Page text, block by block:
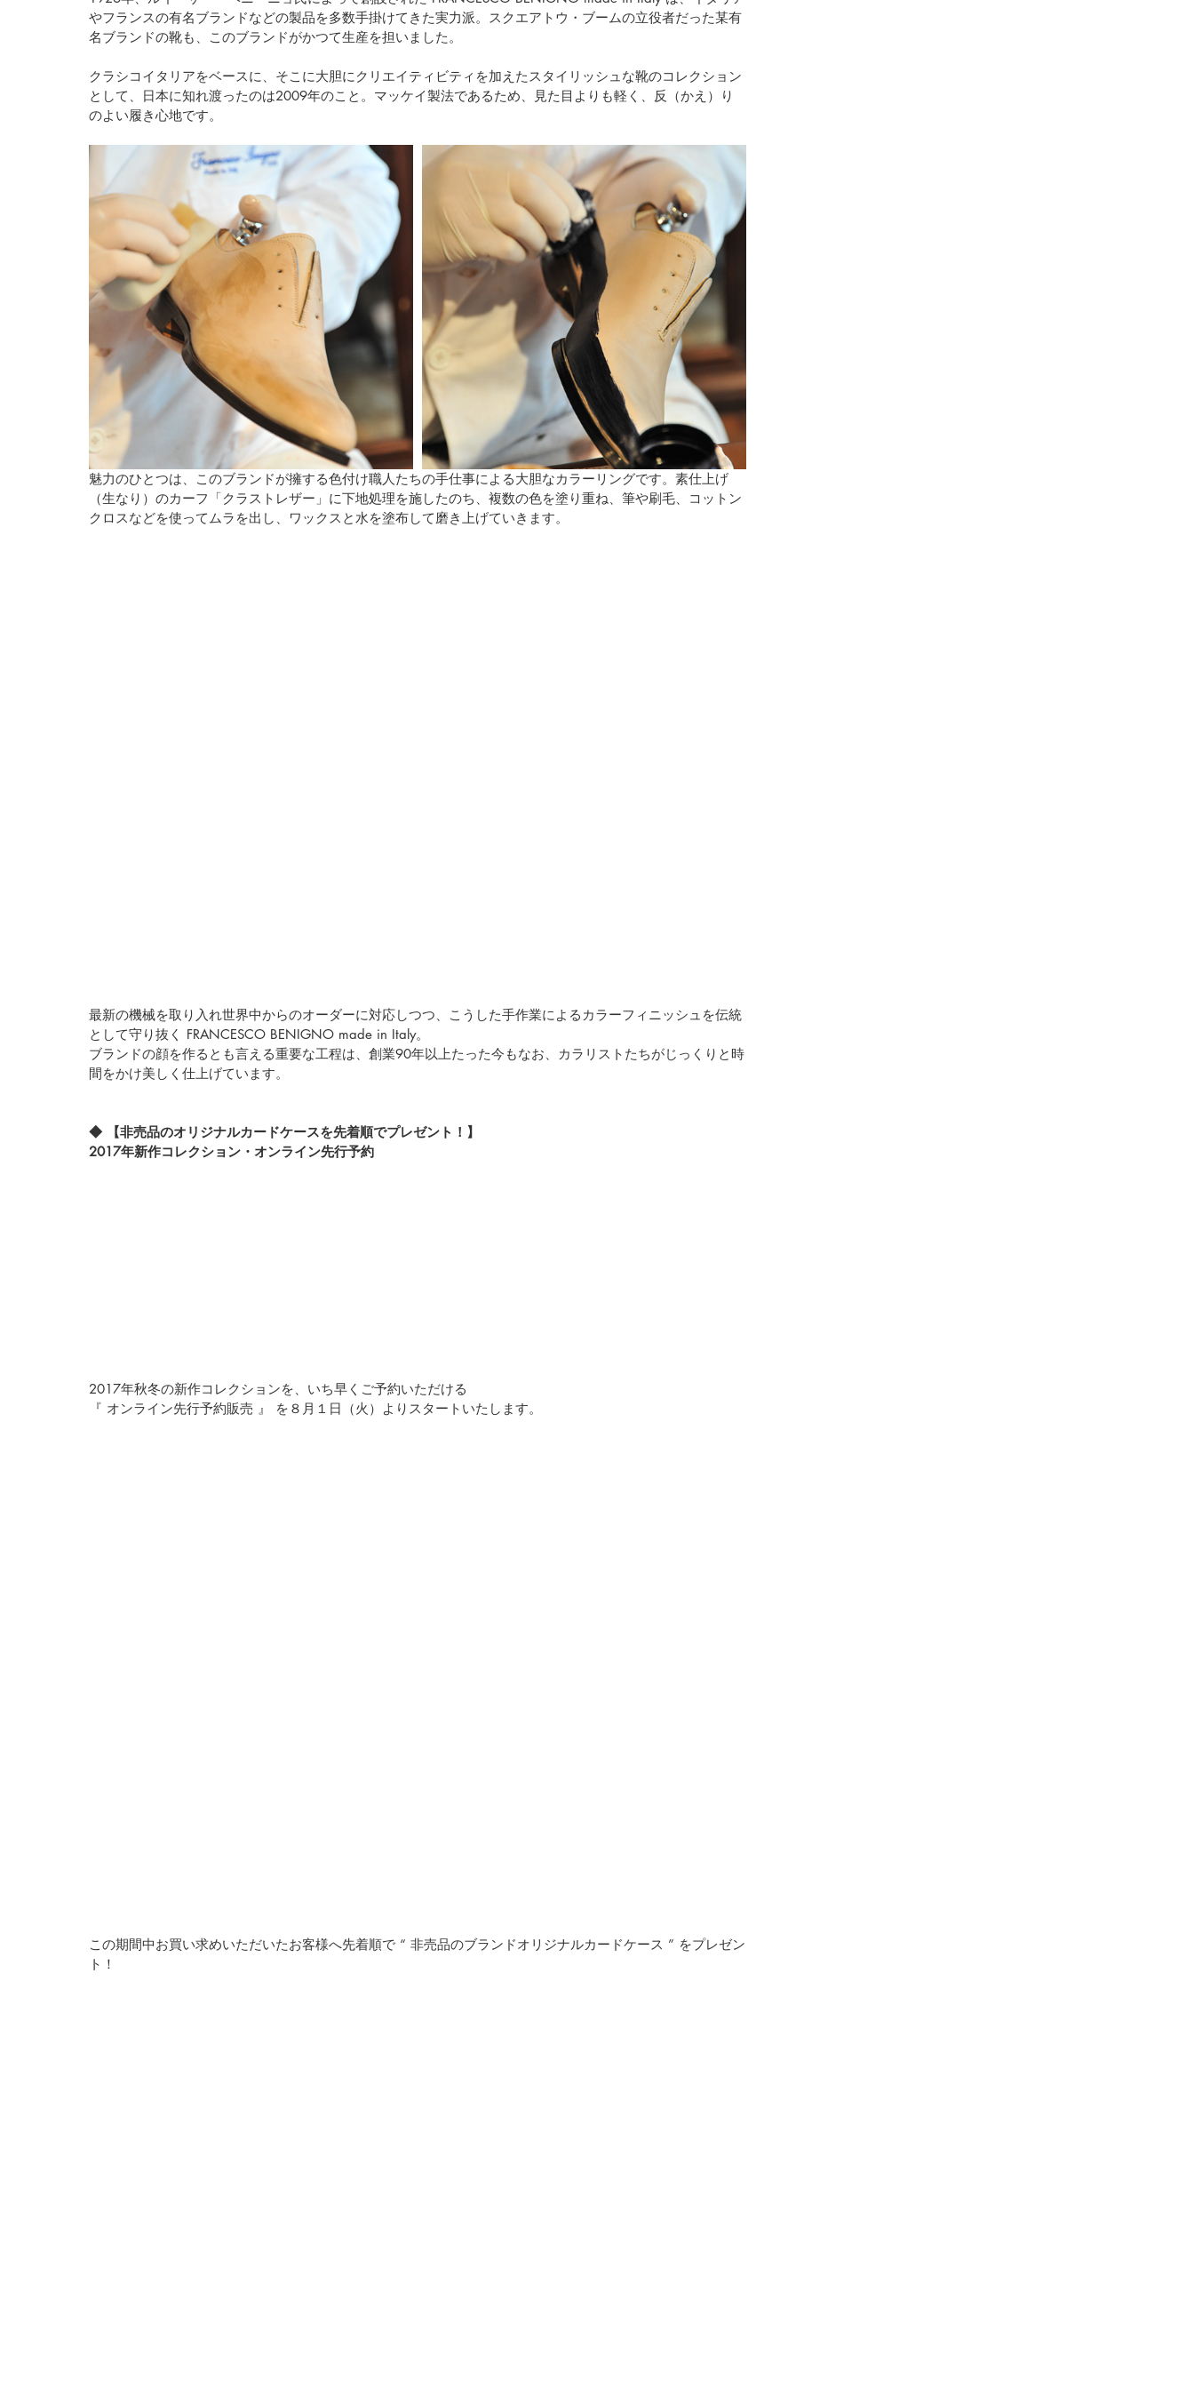
やフランスの有名ブランドなどの製品を多数手掛けてきた実力派。スクエアトウ・ブームの立役者だった某有
名ブランドの靴も、このブランドがかつて生産を担いました。
クラシコイタリアをベースに、そこに大胆にクリエイティビティを加えたスタイリッシュな靴のコレクション
として、日本に知れ渡ったのは2009年のこと。マッケイ製法であるため、見た目よりも軽く、反（かえ）り
のよい履き心地です。
魅力のひとつは、このブランドが擁する色付け職人たちの手仕事による大胆なカラーリングです。素仕上げ
（生なり）のカーフ「クラストレザー」に下地処理を施したのち、複数の色を塗り重ね、筆や刷毛、コットン
クロスなどを使ってムラを出し、ワックスと水を塗布して磨き上げていきます。
最新の機械を取り入れ世界中からのオーダーに対応しつつ、こうした手作業によるカラーフィニッシュを伝統
として守り抜く FRANCESCO BENIGNO made in Italy。
ブランドの顔を作るとも言える重要な工程は、創業90年以上たった今もなお、カラリストたちがじっくりと時
間をかけ美しく仕上げています。
◆ 【非売品のオリジナルカードケースを先着順でプレゼント！】
2017年新作コレクション・オンライン先行予約
2017年秋冬の新作コレクションを、いち早くご予約いただける
『 オンライン先行予約販売 』 を８月１日（火）よりスタートいたします。
この期間中お買い求めいただいたお客様へ先着順で “ 非売品のブランドオリジナルカードケース ” をプレゼン
ト！